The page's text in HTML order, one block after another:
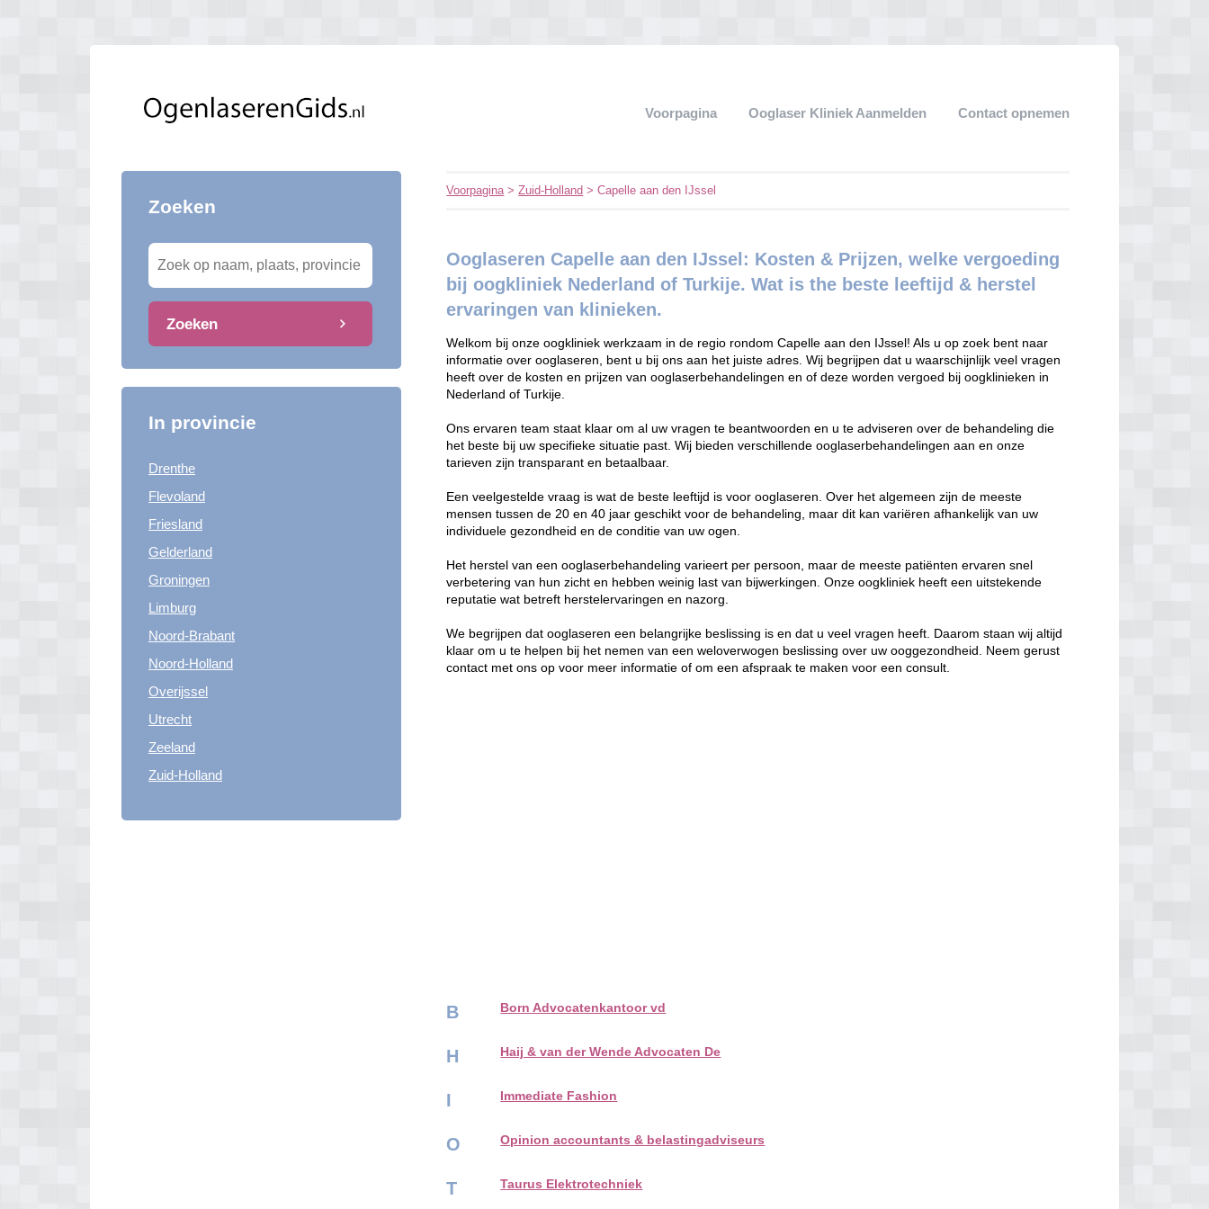
Voorpagina Ooglaser Kliniek Aanmelden Contact opnemen
Zoeken
Zoeken
In provincie
Drenthe
Flevoland
Friesland
Gelderland
Groningen
Limburg
Noord-Brabant
Noord-Holland
Overijssel
Utrecht
Zeeland
Zuid-Holland
Voorpagina>Zuid-Holland > Capelle aan den IJssel
Ooglaseren Capelle aan den IJssel: Kosten & Prijzen, welke vergoeding
bij oogkliniek Nederland of Turkije. Wat is the beste leeftijd & herstel
ervaringen van klinieken.
Welkom bij onze oogkliniek werkzaam in de regio rondom Capelle aan den IJssel! Als u op zoek bent naar
informatie over ooglaseren, bent u bij ons aan het juiste adres. Wij begrijpen dat u waarschijnlijk veel vragen
heeft over de kosten en prijzen van ooglaserbehandelingen en of deze worden vergoed bij oogklinieken in
Nederland of Turkije.
Ons ervaren team staat klaar om al uw vragen te beantwoorden en u te adviseren over de behandeling die
het beste bij uw specifieke situatie past. Wij bieden verschillende ooglaserbehandelingen aan en onze
tarieven zijn transparant en betaalbaar.
Een veelgestelde vraag is wat de beste leeftijd is voor ooglaseren. Over het algemeen zijn de meeste
mensen tussen de 20 en 40 jaar geschikt voor de behandeling, maar dit kan variëren afhankelijk van uw
individuele gezondheid en de conditie van uw ogen.
Het herstel van een ooglaserbehandeling varieert per persoon, maar de meeste patiënten ervaren snel
verbetering van hun zicht en hebben weinig last van bijwerkingen. Onze oogkliniek heeft een uitstekende
reputatie wat betreft herstelervaringen en nazorg.
We begrijpen dat ooglaseren een belangrijke beslissing is en dat u veel vragen heeft. Daarom staan wij altijd
klaar om u te helpen bij het nemen van een weloverwogen beslissing over uw ooggezondheid. Neem gerust
contact met ons op voor meer informatie of om een afspraak te maken voor een consult.
B Born Advocatenkantoor vd
H Haij & van der Wende Advocaten De
I Immediate Fashion
O Opinion accountants & belastingadviseurs
T Taurus Elektrotechniek